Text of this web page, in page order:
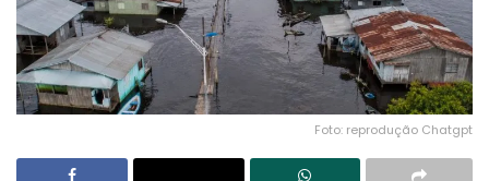
Foto: reprodução Chatgpt